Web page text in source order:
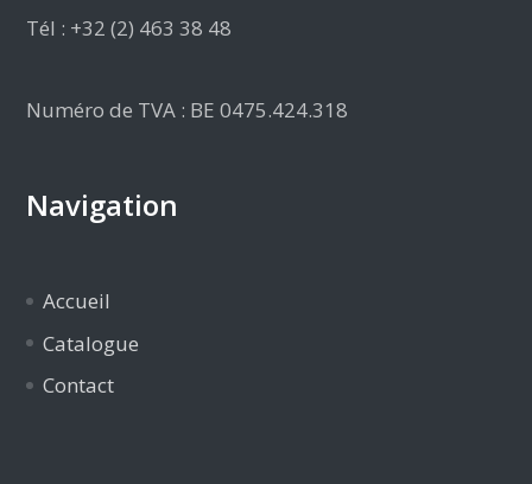
Tél : +32 (2) 463 38 48
Numéro de TVA : BE 0475.424.318
Navigation
Accueil
Catalogue
Contact